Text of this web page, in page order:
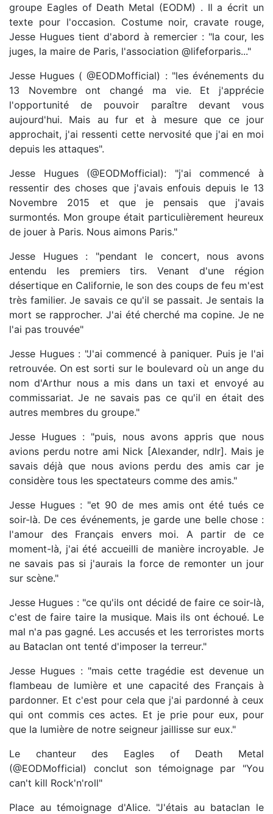
groupe Eagles of Death Metal (EODM) . Il a écrit un
texte pour l'occasion. Costume noir, cravate rouge,
Jesse Hugues tient d'abord à remercier : "la cour, les
juges, la maire de Paris, l'association @lifeforparis..."
Jesse Hugues ( @EODMofficial) : "les événements du
13 Novembre ont changé ma vie. Et j'apprécie
l'opportunité de pouvoir paraître devant vous
aujourd'hui. Mais au fur et à mesure que ce jour
approchait, j'ai ressenti cette nervosité que j'ai en moi
depuis les attaques".
Jesse Hugues (@EODMofficial): "j'ai commencé à
ressentir des choses que j'avais enfouis depuis le 13
Novembre 2015 et que je pensais que j'avais
surmontés. Mon groupe était particulièrement heureux
de jouer à Paris. Nous aimons Paris."
Jesse Hugues : "pendant le concert, nous avons
entendu les premiers tirs. Venant d'une région
désertique en Californie, le son des coups de feu m'est
très familier. Je savais ce qu'il se passait. Je sentais la
mort se rapprocher. J'ai été cherché ma copine. Je ne
l'ai pas trouvée"
Jesse Hugues : "J'ai commencé à paniquer. Puis je l'ai
retrouvée. On est sorti sur le boulevard où un ange du
nom d'Arthur nous a mis dans un taxi et envoyé au
commissariat. Je ne savais pas ce qu'il en était des
autres membres du groupe."
Jesse Hugues : "puis, nous avons appris que nous
avions perdu notre ami Nick [Alexander, ndlr]. Mais je
savais déjà que nous avions perdu des amis car je
considère tous les spectateurs comme des amis."
Jesse Hugues : "et 90 de mes amis ont été tués ce
soir-là. De ces événements, je garde une belle chose :
l'amour des Français envers moi. A partir de ce
moment-là, j'ai été accueilli de manière incroyable. Je
ne savais pas si j'aurais la force de remonter un jour
sur scène."
Jesse Hugues : "ce qu'ils ont décidé de faire ce soir-là,
c'est de faire taire la musique. Mais ils ont échoué. Le
mal n'a pas gagné. Les accusés et les terroristes morts
au Bataclan ont tenté d'imposer la terreur."
Jesse Hugues : "mais cette tragédie est devenue un
flambeau de lumière et une capacité des Français à
pardonner. Et c'est pour cela que j'ai pardonné à ceux
qui ont commis ces actes. Et je prie pour eux, pour
que la lumière de notre seigneur jaillisse sur eux."
Le chanteur des Eagles of Death Metal
(@EODMofficial) conclut son témoignage par "You
can't kill Rock'n'roll"
Place au témoignage d'Alice. "J'étais au bataclan le